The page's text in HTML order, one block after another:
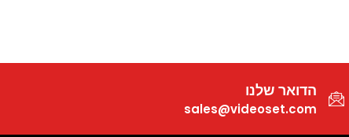
הדואר שלנו
sales@videoset.com